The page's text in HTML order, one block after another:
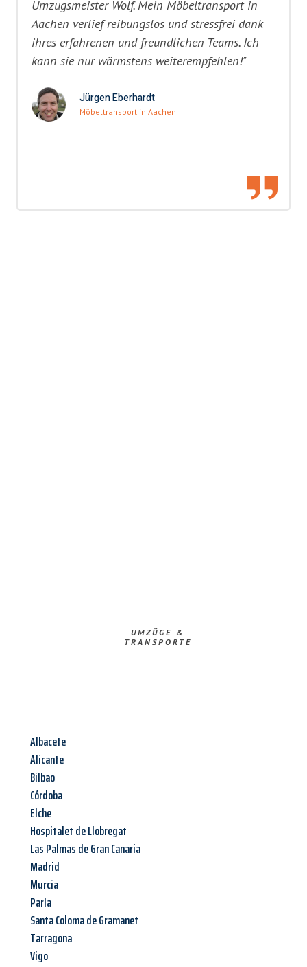
Umzugsmeister Wolf. Mein Möbeltransport in
Aachen verlief reibungslos und stressfrei dank
ihres erfahrenen und freundlichen Teams. Ich
kann sie nur wärmstens weiterempfehlen!"
Jürgen Eberhardt
Möbeltransport in Aachen
UMZÜGE &
TRANSPORTE
Albacete
Alicante
Bilbao
Córdoba
Elche
Hospitalet de Llobregat
Las Palmas de Gran Canaria
Madrid
Murcia
Parla
Santa Coloma de Gramanet
Tarragona
Vigo